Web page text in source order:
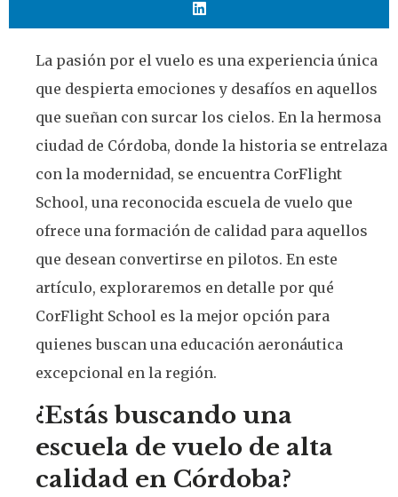
La pasión por el vuelo es una experiencia única
que despierta emociones y desafíos en aquellos
que sueñan con surcar los cielos. En la hermosa
ciudad de Córdoba, donde la historia se entrelaza
con la modernidad, se encuentra CorFlight
School, una reconocida escuela de vuelo que
ofrece una formación de calidad para aquellos
que desean convertirse en pilotos. En este
artículo, exploraremos en detalle por qué
CorFlight School es la mejor opción para
quienes buscan una educación aeronáutica
excepcional en la región.
¿Estás buscando una
escuela de vuelo de alta
calidad en Córdoba?